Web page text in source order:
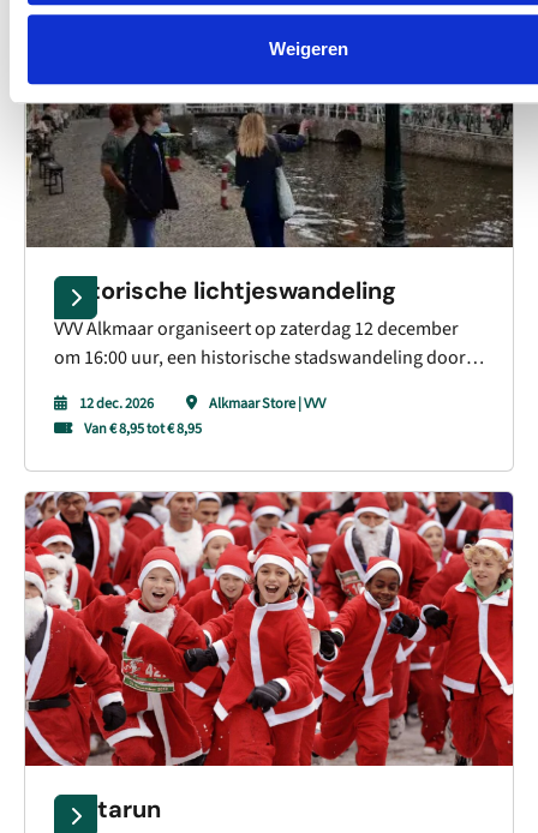
Weigeren
Historische lichtjeswandeling
VVV Alkmaar organiseert op zaterdag 12 december
om 16:00 uur, een historische stadswandeling door
de mooiste tijd van het jaar en geniet van alle lichten
12 dec. 2026
Alkmaar Store | VVV
Van € 8,95 tot € 8,95
Santarun